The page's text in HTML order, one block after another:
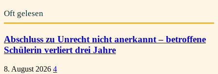
Oft gelesen
Abschluss zu Unrecht nicht anerkannt – betroffene
Schülerin verliert drei Jahre
8. August 2026 4